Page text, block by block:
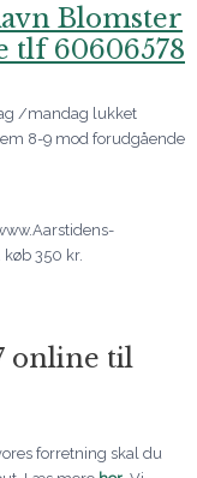
Blomster
tlf 60606578
/mandag lukket
8-9 mod forudgående
350 kr.
online til
forretning skal du